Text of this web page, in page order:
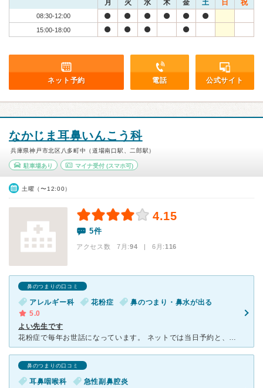
月 火 水 木 金 土 日 祝
08:30-12:00
15:00-18:00
ネット予約 電話 公式サイト
なかじま耳鼻いんこう科
兵庫県神戸市北区八多町中（道場南口駅、二郎駅）
駐車場あり マイナ受付(スマホ可)
土曜（〜12:00）
4.15
5件
アクセス数 7月:94 | 6月:116
鼻のつまりの口コミ
アレルギー科 花粉症
鼻のつまり・鼻水が出る
5.0
よい先生です
花粉症で毎年お世話になっています。 ネットでは当日予約と、電話では先の日にちの予約も出来るので、とても便利です。 予約制ですが、新規の患者さんが間に入ってくるので、多少待ち時間はあります。 先生
鼻のつまりの口コミ
耳鼻咽喉科
急性副鼻腔炎